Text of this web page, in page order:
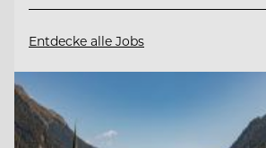
Entdecke alle Jobs